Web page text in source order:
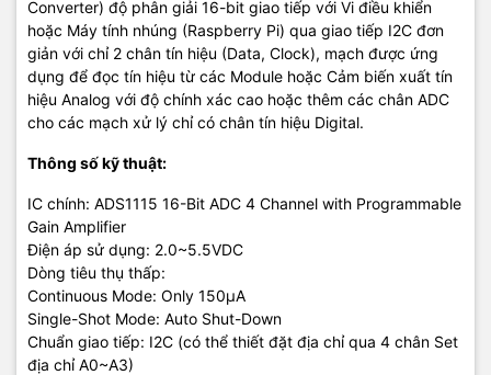
Converter) độ phân giải 16-bit giao tiếp với Vi điều khiển
hoặc Máy tính nhúng (Raspberry Pi) qua giao tiếp I2C đơn
giản với chỉ 2 chân tín hiệu (Data, Clock), mạch được ứng
dụng để đọc tín hiệu từ các Module hoặc Cảm biến xuất tín
hiệu Analog với độ chính xác cao hoặc thêm các chân ADC
cho các mạch xử lý chỉ có chân tín hiệu Digital.
Thông số kỹ thuật:
IC chính: ADS1115 16-Bit ADC 4 Channel with Programmable
Gain Amplifier
Điện áp sử dụng: 2.0~5.5VDC
Dòng tiêu thụ thấp:
Continuous Mode: Only 150µA
Single-Shot Mode: Auto Shut-Down
Chuẩn giao tiếp: I2C (có thể thiết đặt địa chỉ qua 4 chân Set
địa chỉ A0~A3)